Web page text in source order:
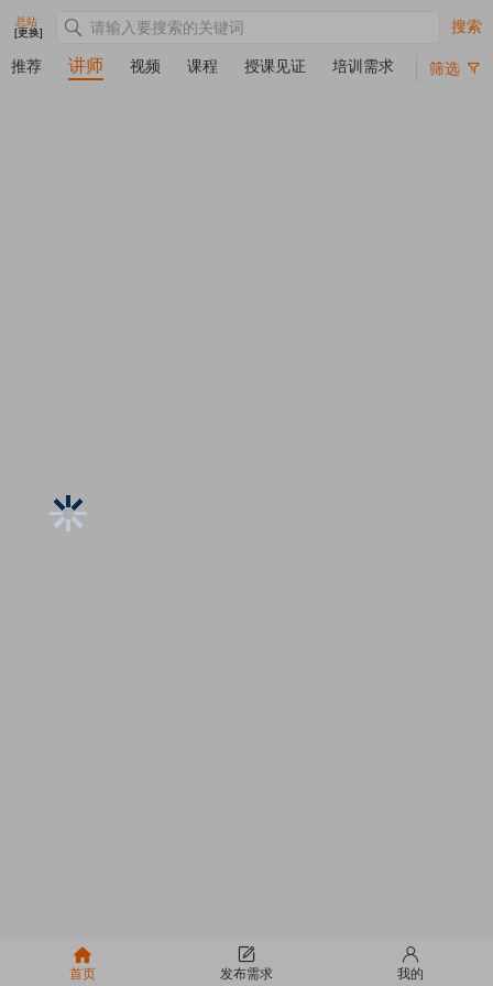
总站
[更换]
搜索
筛选
推荐 讲师 视频 课程 授课见证 培训需求
首页 发布需求 我的